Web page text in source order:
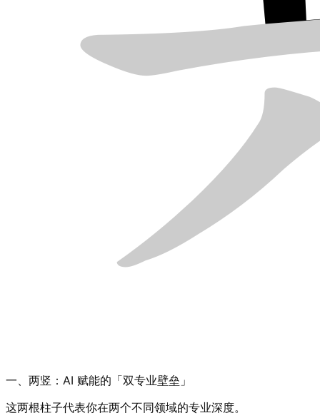
一、两竖：AI 赋能的「双专业壁垒」
这两根柱子代表你在两个不同领域的专业深度。